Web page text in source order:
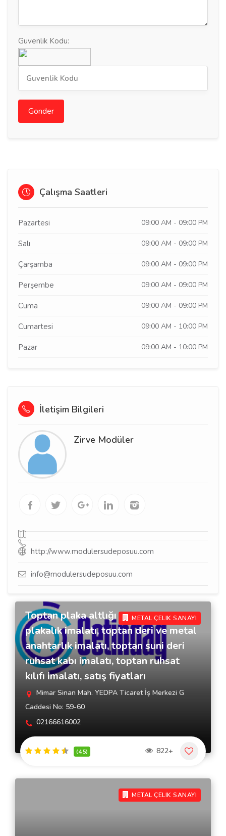
Guvenlik Kodu:
Gonder
Çalışma Saatleri
Pazartesi 09:00 AM - 09:00 PM
Salı 09:00 AM - 09:00 PM
Çarşamba 09:00 AM - 09:00 PM
Perşembe 09:00 AM - 09:00 PM
Cuma 09:00 AM - 09:00 PM
Cumartesi 09:00 AM - 10:00 PM
Pazar 09:00 AM - 10:00 PM
İletişim Bilgileri
Zirve Modüler
http://www.modulersudeposuu.com
info@modulersudeposuu.com
METAL ÇELIK SANAYI
Toptan plaka altlığı imalatı,toptan
plakalık imalatı, toptan deri ve metal
anahtarlık imalatı, toptan suni deri
ruhsat kabı imalatı, toptan ruhsat
kılıfı imalatı, satış fiyatları
Mimar Sinan Mah. YEDPA Ticaret İş Merkezi G
Caddesi No: 59-60
02166616002
(4.5) 822+
METAL ÇELIK SANAYI